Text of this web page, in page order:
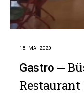
18. MAI 2020
Gastro